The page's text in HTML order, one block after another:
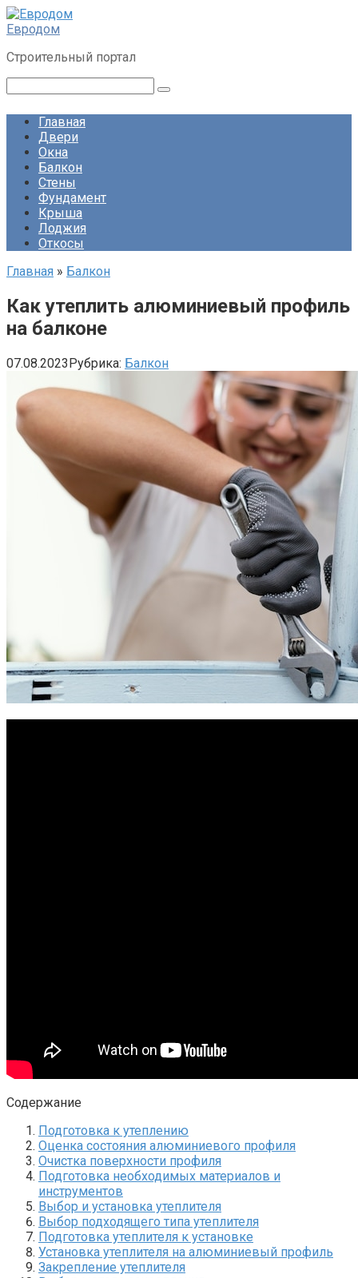
Перейти
к
Евродом
Строительный портал
Главная
Двери
Окна
Балкон
Стены
Фундамент
Крыша
Лоджия
Откосы
Главная » Балкон
Как утеплить алюминиевый профиль
на балконе
07.08.2023Рубрика: Балкон
Содержание
Подготовка к утеплению
Оценка состояния алюминиевого профиля
Очистка поверхности профиля
Подготовка необходимых материалов и
инструментов
Выбор и установка утеплителя
Выбор подходящего типа утеплителя
Подготовка утеплителя к установке
Установка утеплителя на алюминиевый профиль
Закрепление утеплителя